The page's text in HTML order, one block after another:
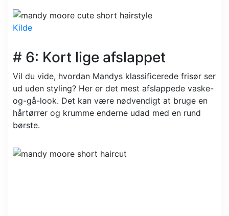
Kilde
# 6: Kort lige afslappet
Vil du vide, hvordan Mandys klassificerede frisør ser
ud uden styling? Her er det mest afslappede vaske-
og-gå-look. Det kan være nødvendigt at bruge en
hårtørrer og krumme enderne udad med en rund
børste.